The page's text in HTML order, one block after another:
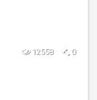
12558 0